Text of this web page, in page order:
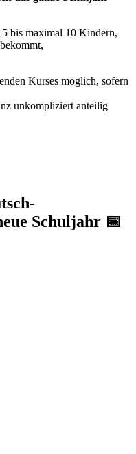
5 bis maximal 10 Kindern,
Kurses möglich, sofern
unkompliziert anteilig
Schuljahr 📅